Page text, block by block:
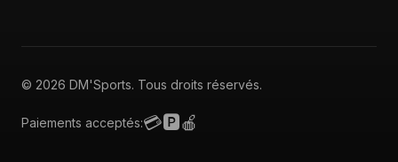
© 2026 DM'Sports. Tous droits réservés.
Paiements acceptés:💳🅿️🍎